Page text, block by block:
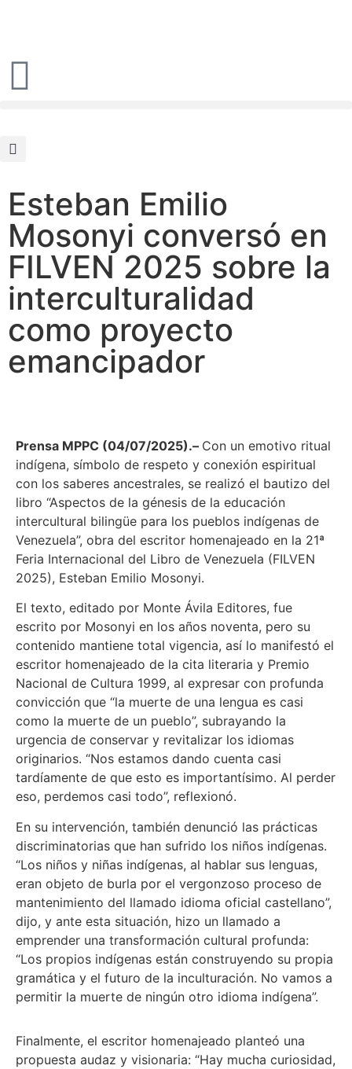
Esteban Emilio
Mosonyi conversó en
FILVEN 2025 sobre la
interculturalidad
como proyecto
emancipador
Prensa MPPC (04/07/2025).– Con un emotivo ritual
indígena, símbolo de respeto y conexión espiritual
con los saberes ancestrales, se realizó el bautizo del
libro “Aspectos de la génesis de la educación
intercultural bilingüe para los pueblos indígenas de
Venezuela”, obra del escritor homenajeado en la 21ª
Feria Internacional del Libro de Venezuela (FILVEN
2025), Esteban Emilio Mosonyi.
El texto, editado por Monte Ávila Editores, fue
escrito por Mosonyi en los años noventa, pero su
contenido mantiene total vigencia, así lo manifestó el
escritor homenajeado de la cita literaria y Premio
Nacional de Cultura 1999, al expresar con profunda
convicción que “la muerte de una lengua es casi
como la muerte de un pueblo”, subrayando la
urgencia de conservar y revitalizar los idiomas
originarios. “Nos estamos dando cuenta casi
tardíamente de que esto es importantísimo. Al perder
eso, perdemos casi todo”, reflexionó.
En su intervención, también denunció las prácticas
discriminatorias que han sufrido los niños indígenas.
“Los niños y niñas indígenas, al hablar sus lenguas,
eran objeto de burla por el vergonzoso proceso de
mantenimiento del llamado idioma oficial castellano”,
dijo, y ante esta situación, hizo un llamado a
emprender una transformación cultural profunda:
“Los propios indígenas están construyendo su propia
gramática y el futuro de la inculturación. No vamos a
permitir la muerte de ningún otro idioma indígena”.
Finalmente, el escritor homenajeado planteó una
propuesta audaz y visionaria: “Hay mucha curiosidad,